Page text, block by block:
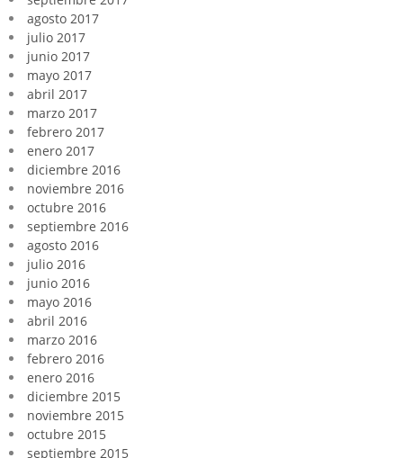
agosto 2017
julio 2017
junio 2017
mayo 2017
abril 2017
marzo 2017
febrero 2017
enero 2017
diciembre 2016
noviembre 2016
octubre 2016
septiembre 2016
agosto 2016
julio 2016
junio 2016
mayo 2016
abril 2016
marzo 2016
febrero 2016
enero 2016
diciembre 2015
noviembre 2015
octubre 2015
septiembre 2015